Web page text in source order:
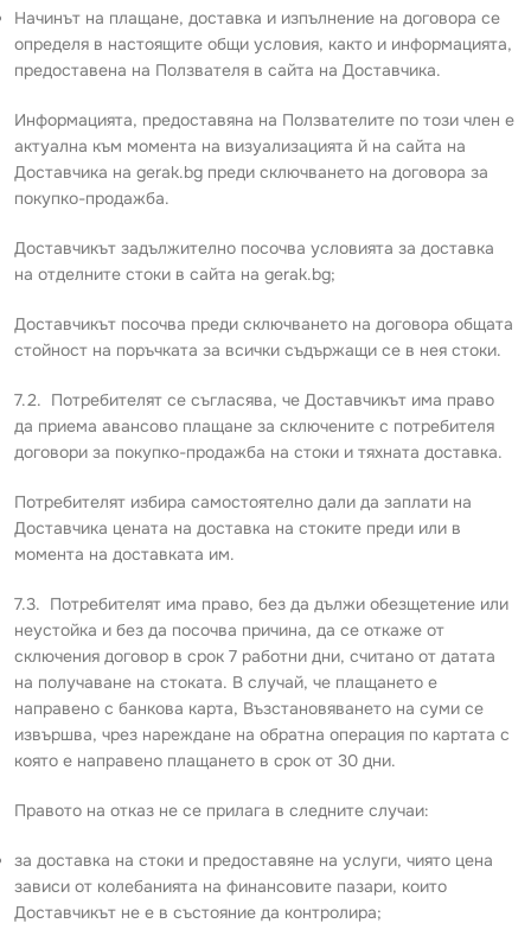
Начинът на плащане, доставка и изпълнение на договора се
определя в настоящите общи условия, както и информацията,
предоставена на Ползвателя в сайта на Доставчика.
Информацията, предоставяна на Ползвателите по този член е
актуална към момента на визуализацията й на сайта на
Доставчика на gerak.bg преди сключването на договора за
покупко-продажба.
Доставчикът задължително посочва условията за доставка
на отделните стоки в сайта на gerak.bg;
Доставчикът посочва преди сключването на договора общата
стойност на поръчката за всички съдържащи се в нея стоки.
7.2. Потребителят се съгласява, че Доставчикът има право
да приема авансово плащане за сключените с потребителя
договори за покупко-продажба на стоки и тяхната доставка.
Потребителят избира самостоятелно дали да заплати на
Доставчика цената на доставка на стоките преди или в
момента на доставката им.
7.3. Потребителят има право, без да дължи обезщетение или
неустойка и без да посочва причина, да се откаже от
сключения договор в срок 7 работни дни, считано от датата
на получаване на стоката. В случай, че плащането е
направено с банкова карта, Възстановяването на суми се
извършва, чрез нареждане на обратна операция по картата с
която е направено плащането в срок от 30 дни.
Правото на отказ не се прилага в следните случаи:
за доставка на стоки и предоставяне на услуги, чиято цена
зависи от колебанията на финансовите пазари, които
Доставчикът не е в състояние да контролира;